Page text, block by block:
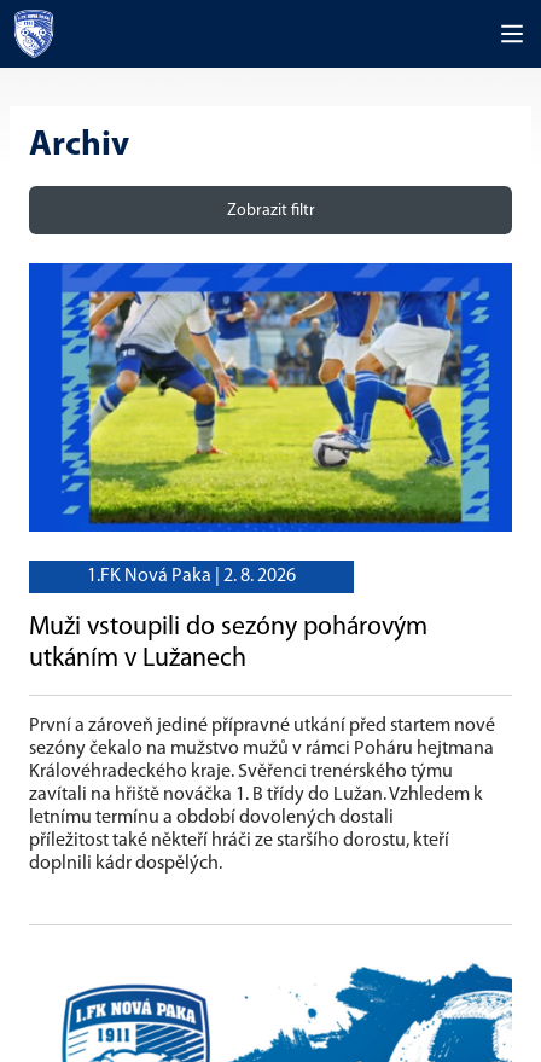
Archiv
Zobrazit filtr
1.FK Nová Paka | 2. 8. 2026
Muži vstoupili do sezóny pohárovým
utkáním v Lužanech
První a zároveň jediné přípravné utkání před startem nové
sezóny čekalo na mužstvo mužů v rámci Poháru hejtmana
Královéhradeckého kraje. Svěřenci trenérského týmu
zavítali na hřiště nováčka 1. B třídy do Lužan. Vzhledem k
letnímu termínu a období dovolených dostali
příležitost také někteří hráči ze staršího dorostu, kteří
doplnili kádr dospělých.